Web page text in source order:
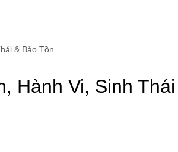
& Bảo Tồn
Hành Vi, Sinh Thái